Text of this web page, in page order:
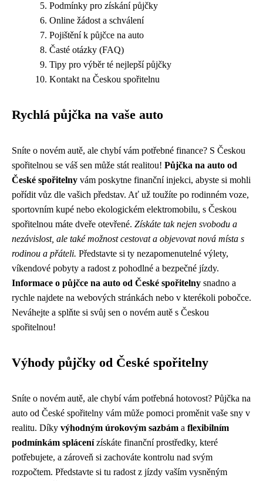
Podmínky pro získání půjčky
Online žádost a schválení
Pojištění k půjčce na auto
Časté otázky (FAQ)
Tipy pro výběr té nejlepší půjčky
Kontakt na Českou spořitelnu
Rychlá půjčka na vaše auto
Sníte o novém autě, ale chybí vám potřebné finance? S Českou
spořitelnou se váš sen může stát realitou! Půjčka na auto od
České spořitelny vám poskytne finanční injekci, abyste si mohli
pořídit vůz dle vašich představ. Ať už toužíte po rodinném voze,
sportovním kupé nebo ekologickém elektromobilu, s Českou
spořitelnou máte dveře otevřené. Získáte tak nejen svobodu a
nezávislost, ale také možnost cestovat a objevovat nová místa s
rodinou a přáteli. Představte si ty nezapomenutelné výlety,
víkendové pobyty a radost z pohodlné a bezpečné jízdy.
Informace o půjčce na auto od České spořitelny snadno a
rychle najdete na webových stránkách nebo v kterékoli pobočce.
Neváhejte a splňte si svůj sen o novém autě s Českou
spořitelnou!
Výhody půjčky od České spořitelny
Sníte o novém autě, ale chybí vám potřebná hotovost? Půjčka na
auto od České spořitelny vám může pomoci proměnit vaše sny v
realitu. Díky výhodným úrokovým sazbám a flexibilním
podmínkám splácenízískáte finanční prostředky, které
potřebujete, a zároveň si zachováte kontrolu nad svým
rozpočtem. Představte si tu radost z jízdy vaším vysněným